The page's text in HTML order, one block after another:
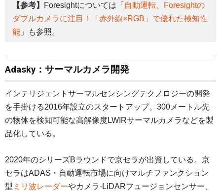
【参考】 Foresightについては「 自動運転、Foresightの
ダブルカメラに注目！「赤外線×RGB」で優れた検知性
能 」も参照。
Adasky：サーマルカメラ開発
インテリジェントサーマルセンシングテクノロジーの開発
を手掛ける2016年設立のスタートアップ。300メートル先
の物体を検知可能な高解像度LWIRサーマルカメラなどを製
品化している。
2020年のシリーズBラウンドで京セラが出資している。京
セラはADAS・自動運転市場に向けマルチファンクション
型 ミリ波レーダーやカメラ-LiDARフュージョンセンサー、